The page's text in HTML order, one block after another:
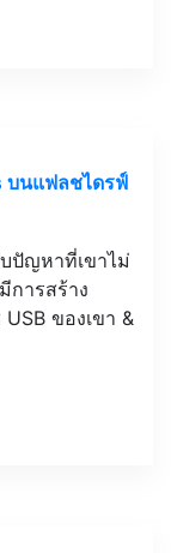
บนแฟลชไดรฟ์
ปัญหาที่เขาไม่
การสร้าง
ของเขา &